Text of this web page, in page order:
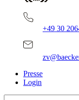
+49 30
Presse
Login